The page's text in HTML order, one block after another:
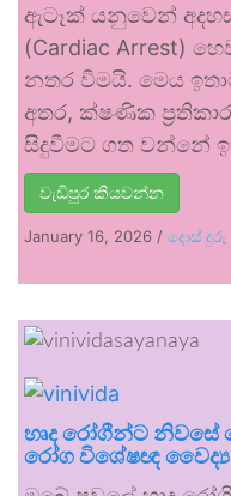
ඇටෑක් යනුවෙන්
(Cardiac Arrest)
නතර වීමයි. මෙය
අතර, ක්ෂණික
සිදුවීමට ගත වන්නේ
වැඩිපුර කියවන්න
January 16, 2026 / දොස්
හෘද රෝගීන්ට නිවසේ
රෝග විශේෂඥ වෛද්‍ය